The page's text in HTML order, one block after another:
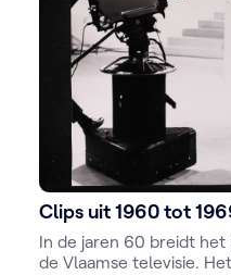
Clips uit 1960 tot
In de jaren 60 breidt
de Vlaamse televisie.